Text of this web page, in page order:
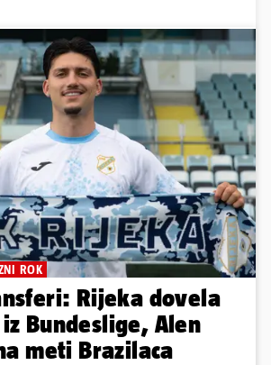
ROK
Rijeka dovela
Bundeslige, Alen
meti Brazilaca